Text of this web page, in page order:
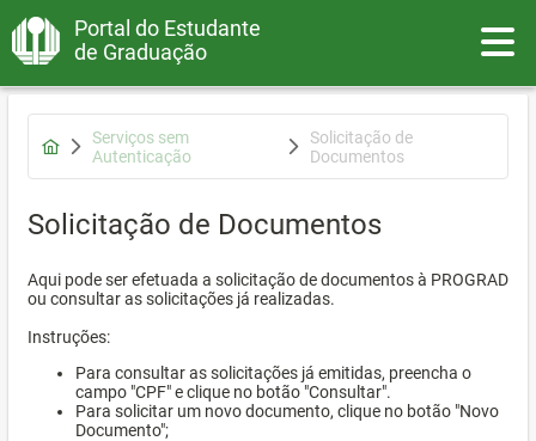
Portal do Estudante
de Graduação
Serviços sem
Autenticação
Solicitação de
Documentos
Solicitação de Documentos
Aqui pode ser efetuada a solicitação de documentos à PROGRAD
ou consultar as solicitações já realizadas.
Instruções:
Para consultar as solicitações já emitidas, preencha o
campo "CPF" e clique no botão "Consultar".
Para solicitar um novo documento, clique no botão "Novo
Documento";